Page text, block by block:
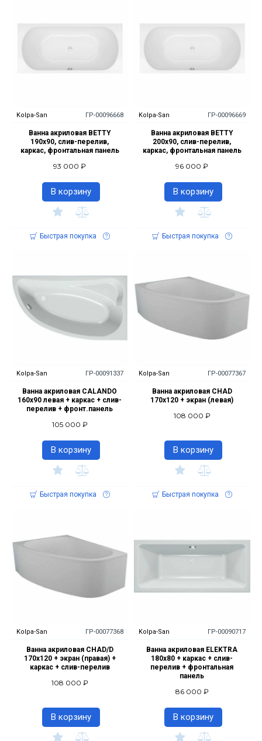
Kolpa-San ГР-00096668
Ванна акриловая BETTY
190х90, слив-перелив,
каркас, фронтальная панель
93 000 ₽
В корзину
Быстрая покупка
Kolpa-San ГР-00096669
Ванна акриловая BETTY
200х90, слив-перелив,
каркас, фронтальная панель
96 000 ₽
В корзину
Быстрая покупка
Kolpa-San ГР-00091337
Ванна акриловая CALANDO
160х90 левая + каркас + слив-
перелив + фронт.панель
105 000 ₽
В корзину
Быстрая покупка
Kolpa-San ГР-00077367
Ванна акриловая CHAD
170x120 + экран (левая)
108 000 ₽
В корзину
Быстрая покупка
Kolpa-San ГР-00077368
Ванна акриловая CHAD/D
170x120 + экран (правая) +
каркас + слив-перелив
108 000 ₽
В корзину
Kolpa-San ГР-00090717
Ванна акриловая ELEKTRA
180x80 + каркас + слив-
перелив + фронтальная
панель
86 000 ₽
В корзину